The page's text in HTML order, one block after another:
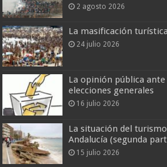
2 agosto 2026
La masificación
24 julio 2026
La opinión pública
elecciones generales
16 julio 2026
La situación del
Andalucía (segunda
15 julio 2026